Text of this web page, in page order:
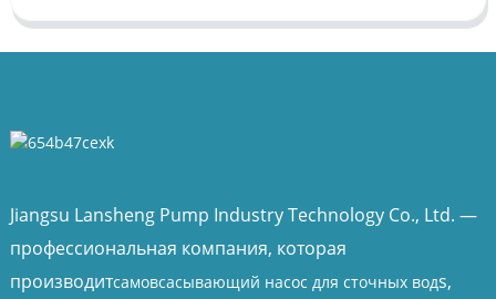
Jiangsu Lansheng Pump Industry Technology Co., Ltd. —
профессиональная компания, которая
производитсамовсасывающий насос для сточных водs,